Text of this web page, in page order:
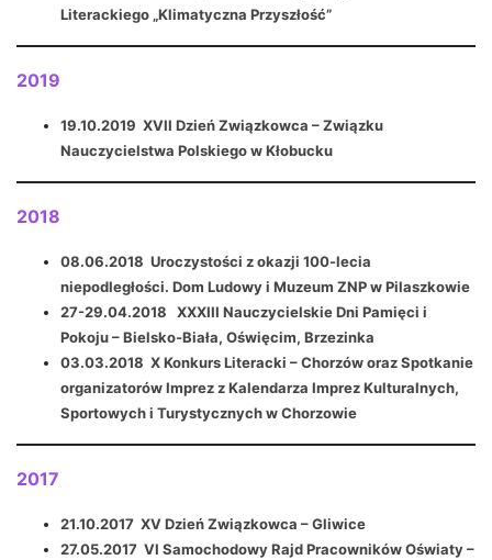
Literackiego „Klimatyczna Przyszłość”
2019
19.10.2019 XVII Dzień Związkowca – Związku
Nauczycielstwa Polskiego w Kłobucku
2018
08.06.2018 Uroczystości z okazji 100-lecia
niepodległości. Dom Ludowy i Muzeum ZNP w Pilaszkowie
27-29.04.2018 XXXIII Nauczycielskie Dni Pamięci i
Pokoju – Bielsko-Biała, Oświęcim, Brzezinka
03.03.2018 X Konkurs Literacki – Chorzów oraz Spotkanie
organizatorów Imprez z Kalendarza Imprez Kulturalnych,
Sportowych i Turystycznych w Chorzowie
2017
21.10.2017 XV Dzień Związkowca – Gliwice
27.05.2017 VI Samochodowy Rajd Pracowników Oświaty –